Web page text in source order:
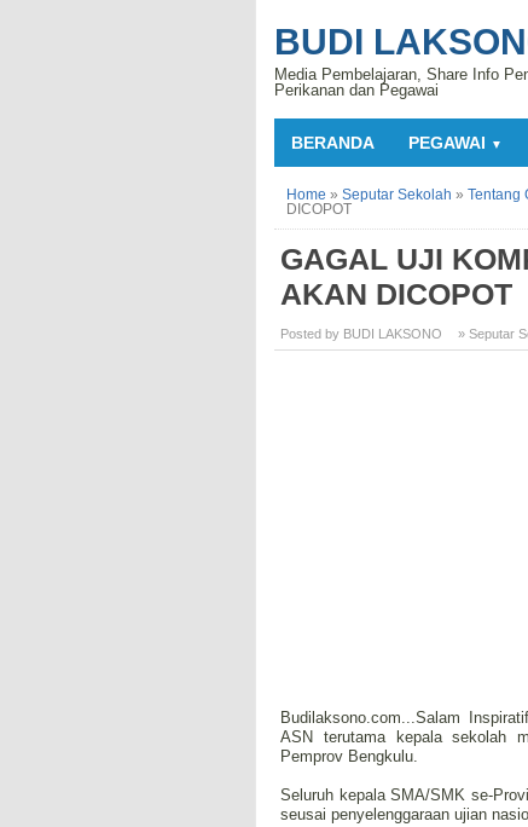
BUDI
Media Pembelajaran, Share Info
Perikanan dan Pegawai
BERANDA PEGAWAI ▼
Home » Seputar Sekolah » Tentang
DICOPOT
GAGAL UJI
AKAN DICOPOT
Posted by BUDI LAKSONO » Seputar
Budilaksono.com...Salam
ASN terutama kepala sekolah
Pemprov Bengkulu.
Seluruh kepala SMA/SMK se-
seusai penyelenggaraan ujian